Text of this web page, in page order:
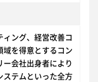
ィング、経営改善コ
域を得意とするコン
会社出身者により
ステムといった全方